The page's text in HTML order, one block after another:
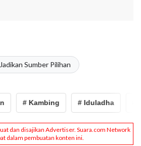
Jadikan Sumber Pilihan
# Kambing # Iduladha